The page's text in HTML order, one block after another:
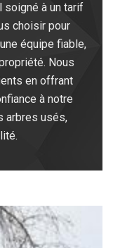
soigné à un tarif
choisir pour
équipe fiable,
Nous
en offrant
à notre
arbres usés,